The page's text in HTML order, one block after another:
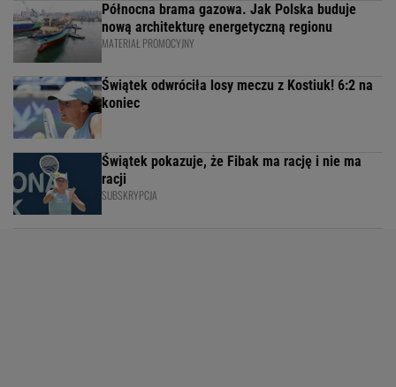
Północna brama gazowa. Jak Polska buduje
nową architekturę energetyczną regionu
MATERIAŁ PROMOCYJNY
Świątek odwróciła losy meczu z Kostiuk! 6:2 na
koniec
Świątek pokazuje, że Fibak ma rację i nie ma
racji
SUBSKRYPCJA